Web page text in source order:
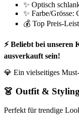
✨ Optisch
✨ Farbe/Grösse:
💰 Top Preis-
⚡ Beliebt bei
ausverkauft sein!
💎 Ein vielseitiges
👗 Outfit & Styling
Perfekt für trendige